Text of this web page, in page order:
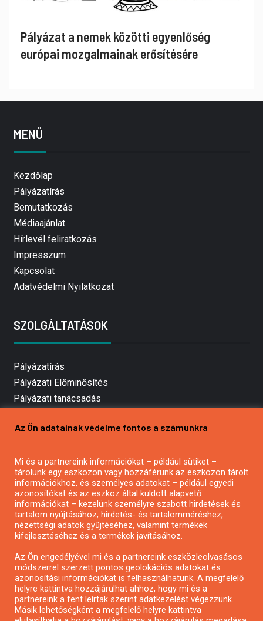
Pályázat a nemek közötti egyenlőség
európai mozgalmainak erősítésére
MENÜ
Kezdőlap
Pályázatírás
Bemutatkozás
Médiaajánlat
Hírlevél feliratkozás
Impresszum
Kapcsolat
Adatvédelmi Nyilatkozat
SZOLGÁLTATÁSOK
Pályázatírás
Pályázati Előminősítés
Pályázati tanácsadás
Mezőgazdasági pályázatírás
Pályázatírás civil szervezeteknek
Pályázatírás önkormányzatoknak
Pályázatfigyelés
Specifikus pályázatfigyelés vagy hírlevél
Pályázatok magánszemélyeknek
Pályázatok civil szervezeteknek
Az Ön adatainak védelme fontos a számunkra
Mi és a partnereink információkat – például sütiket –
tárolunk egy eszközön vagy hozzáférünk az eszközön tárolt
információkhoz, és személyes adatokat – például egyedi
azonosítókat és az eszköz által küldött alapvető
információkat – kezelünk személyre szabott hirdetések és
tartalom nyújtásához, hirdetés- és tartalomméréshez,
nézettségi adatok gyűjtéséhez, valamint termékek
kifejlesztéséhez és a termékek javításához.
Az Ön engedélyével mi és a partnereink eszközleolvasásos
módszerrel szerzett pontos geolokációs adatokat és
azonosítási információkat is felhasználhatunk. A megfelelő
helyre kattintva hozzájárulhat ahhoz, hogy mi és a
partnereink a fent leírtak szerint adatkezelést végezzünk.
Másik lehetőségként a megfelelő helyre kattintva